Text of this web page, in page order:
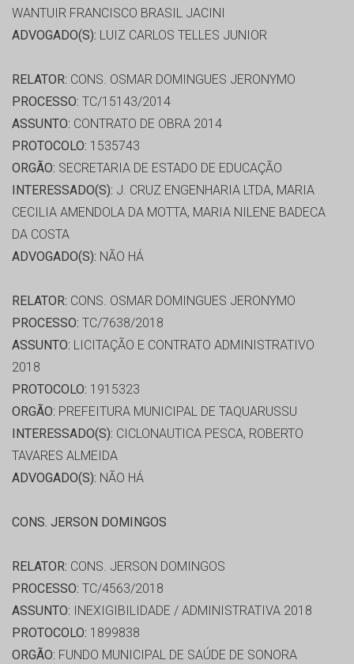
WANTUIR FRANCISCO BRASIL JACINI
ADVOGADO(S): LUIZ CARLOS TELLES JUNIOR
RELATOR: CONS. OSMAR DOMINGUES JERONYMO
PROCESSO: TC/15143/2014
ASSUNTO: CONTRATO DE OBRA 2014
PROTOCOLO: 1535743
ORGÃO: SECRETARIA DE ESTADO DE EDUCAÇÃO
INTERESSADO(S): J. CRUZ ENGENHARIA LTDA, MARIA
CECILIA AMENDOLA DA MOTTA, MARIA NILENE BADECA
DA COSTA
ADVOGADO(S): NÃO HÁ
RELATOR: CONS. OSMAR DOMINGUES JERONYMO
PROCESSO: TC/7638/2018
ASSUNTO: LICITAÇÃO E CONTRATO ADMINISTRATIVO
2018
PROTOCOLO: 1915323
ORGÃO: PREFEITURA MUNICIPAL DE TAQUARUSSU
INTERESSADO(S): CICLONAUTICA PESCA, ROBERTO
TAVARES ALMEIDA
ADVOGADO(S): NÃO HÁ
CONS. JERSON DOMINGOS
RELATOR: CONS. JERSON DOMINGOS
PROCESSO: TC/4563/2018
ASSUNTO: INEXIGIBILIDADE / ADMINISTRATIVA 2018
PROTOCOLO: 1899838
ORGÃO: FUNDO MUNICIPAL DE SAÚDE DE SONORA